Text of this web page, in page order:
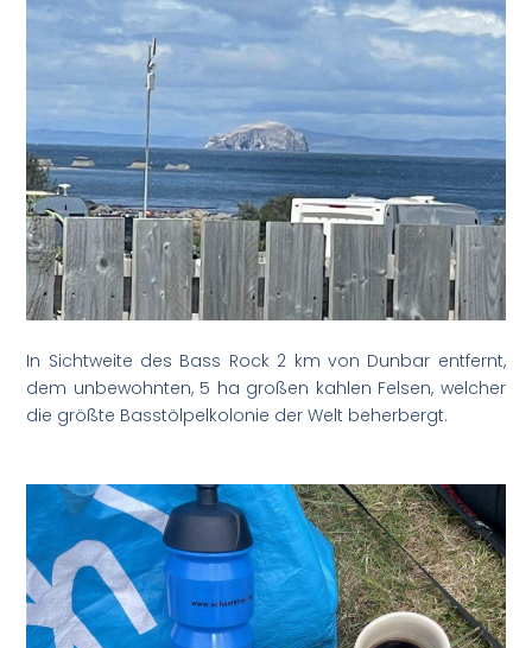
In Sichtweite des Bass Rock 2 km von Dunbar entfernt,
dem unbewohnten, 5 ha großen kahlen Felsen, welcher
die größte Basstölpelkolonie der Welt beherbergt.